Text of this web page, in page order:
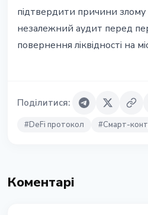
підтвердити причини злому
незалежний аудит перед
повернення ліквідності на
Поділитися:
#DeFi протокол #Смарт-
Коментарі